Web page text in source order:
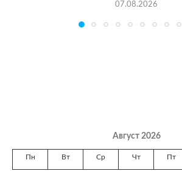
07.08.2026
Август 2026
Пн Вт Ср Чт Пт